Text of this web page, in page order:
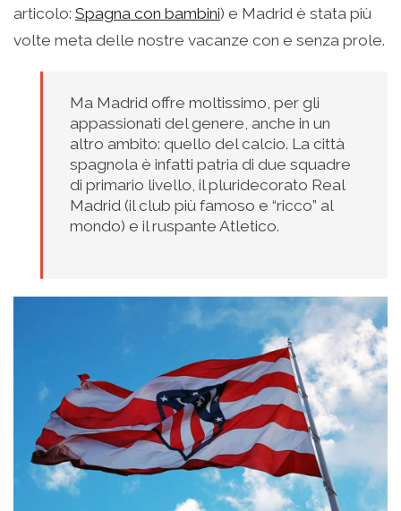
articolo: Spagna con bambini) e Madrid è stata più
volte meta delle nostre vacanze con e senza prole.
Ma Madrid offre moltissimo, per gli
appassionati del genere, anche in un
altro ambito: quello del calcio. La città
spagnola è infatti patria di due squadre
di primario livello, il pluridecorato Real
Madrid (il club più famoso e “ricco” al
mondo) e il ruspante Atletico.